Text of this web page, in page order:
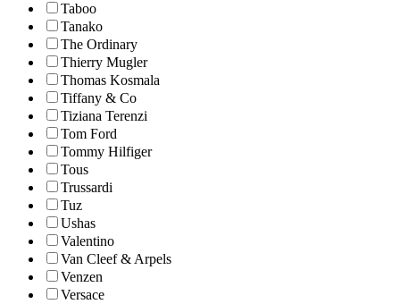
Taboo
Tanako
The Ordinary
Thierry Mugler
Thomas Kosmala
Tiffany & Co
Tiziana Terenzi
Tom Ford
Tommy Hilfiger
Tous
Trussardi
Tuz
Ushas
Valentino
Van Cleef & Arpels
Venzen
Versace